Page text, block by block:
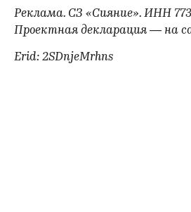
Реклама. СЗ «Сияние». ИНН
Проектная декларация — на
Erid: 2SDnjeMrhns